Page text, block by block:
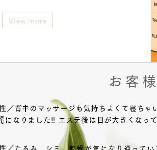
View more
お客
／背中のマッサージも気持ちよくて寝ちゃ
になりました!! エステ後は目が大きくなっ
／ たるみ、シミ、乾燥が気になり通って